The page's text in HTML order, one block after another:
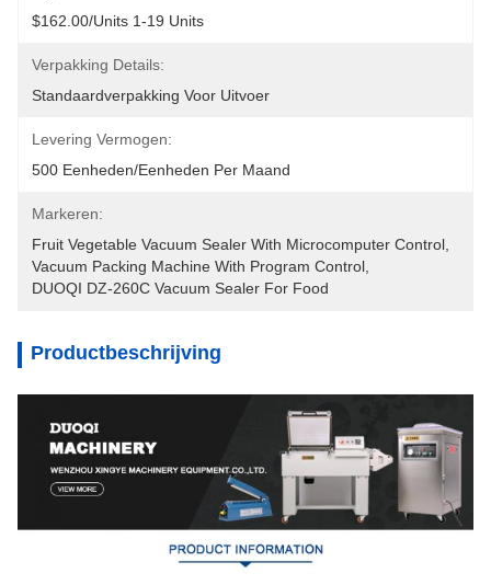
$162.00/units 1-19 Units
Verpakking Details:
Standaardverpakking Voor Uitvoer
Levering Vermogen:
500 Eenheden/eenheden Per Maand
Markeren:
Fruit Vegetable Vacuum Sealer With Microcomputer Control
Vacuum Packing Machine With Program Control
DUOQI DZ-260C Vacuum Sealer For Food
Productbeschrijving